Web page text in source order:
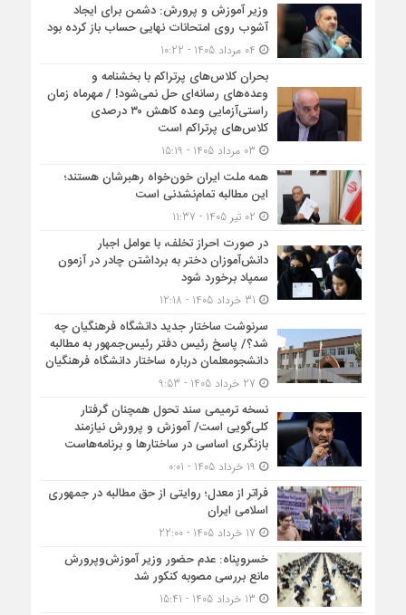
وزیر آموزش و پرورش: دشمن برای ایجاد
آشوب روی امتحانات نهایی حساب باز کرده بود
بحران کلاس‌های پرتراکم با بخشنامه و
وعده‌های رسانه‌ای حل نمی‌شود! / مهرماه زمان
راستی‌آزمایی وعده کاهش ۳۰ درصدی
کلاس‌های پرتراکم است
همه ملت ایران خون‌خواه رهبرشان هستند؛
این مطالبه تمام‌نشدنی است
در صورت احراز تخلف، با عوامل اجبار
دانش‌آموزان دختر به برداشتن چادر در آزمون
سمپاد برخورد شود
سرنوشت ساختار جدید دانشگاه فرهنگیان چه
شد؟/ پاسخ رئیس دفتر رئیس‌جمهور به مطالبه
دانشجومعلمان درباره ساختار دانشگاه فرهنگیان
نسخه ترمیمی سند تحول همچنان گرفتار
کلی‌گویی است/ آموزش و پرورش نیازمند
بازنگری اساسی در ساختارها و برنامه‌هاست
فراتر از معدل؛ روایتی از حق مطالبه در جمهوری
اسلامی ایران
خسروپناه: عدم حضور وزیر آموزش‌وپرورش
مانع بررسی مصوبه کنکور شد